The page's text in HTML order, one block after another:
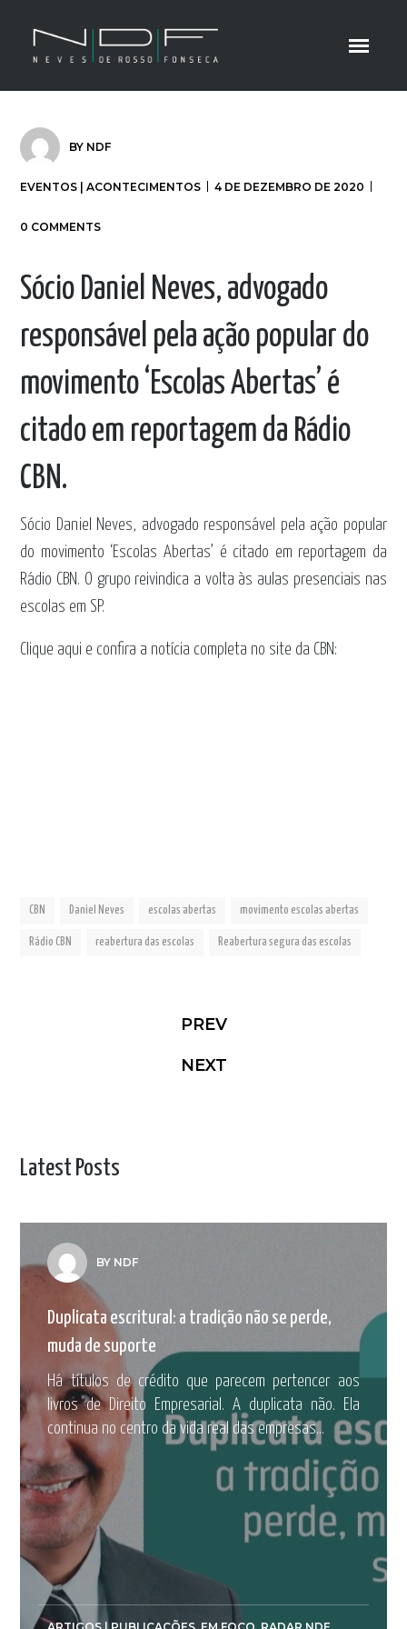
BY NDF
EVENTOS | ACONTECIMENTOS 4 DE DEZEMBRO DE 2020
0 COMMENTS
Sócio Daniel Neves, advogado
responsável pela ação popular do
movimento ‘Escolas Abertas’ é
citado em reportagem da Rádio
CBN.
Sócio Daniel Neves, advogado responsável pela ação popular
do movimento ‘Escolas Abertas’ é citado em reportagem da
Rádio CBN. O grupo reivindica a volta às aulas presenciais nas
escolas em SP.
Clique aqui e confira a notícia completa no site da CBN:
CBN Daniel Neves escolas abertas movimento escolas abertas
Rádio CBN reabertura das escolas Reabertura segura das escolas
PREV
NEXT
Latest Posts
BY NDF
Duplicata escritural: a tradição não se perde,
muda de suporte
Há títulos de crédito que parecem pertencer aos
livros de Direito Empresarial. A duplicata não. Ela
continua no centro da vida real das empresas...